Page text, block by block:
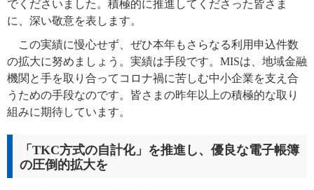
でくださいました。積極的に推進してくださった皆さま
に、深い敬意を表します。
この実績に慢心せず、ぜひ本年もさらなる利用申込件数
の拡大に努めましょう。実績は手段です。MISは、地域金融
機関と手を取り合ってコロナ禍に苦しむ中小企業を支え合
うための手段なのです。皆さまの昨年以上の積極的な取り
組みに期待しています。
「TKC方式の自計化」を推進し、優良な電子帳簿
の圧倒的拡大を